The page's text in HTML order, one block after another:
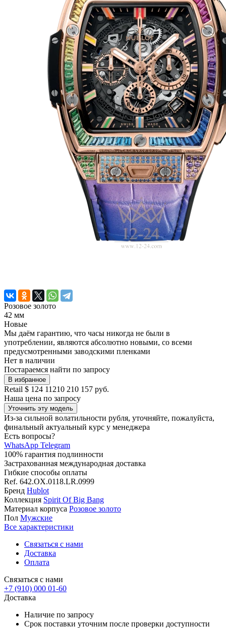
Розовое золото
42 мм
Новые
Мы даём гарантию, что часы никогда не были в
употреблении, являются абсолютно новыми, со всеми
предусмотренными заводскими пленками
Нет в наличии
Постараемся найти по запросу
В избранное
Retail $ 124 11210 210 157 руб.
Наша цена по запросу
Уточнить эту модель
Из-за сильной волатильности рубля, уточняйте, пожалуйста,
финальный актуальный курс у менеджера
Есть вопросы?
WhatsApp Telegram
100% гарантия подлинности
Застрахованная международная доставка
Гибкие способы оплаты
Ref. 642.OX.0118.LR.0999
Бренд Hublot
Коллекция Spirit Of Big Bang
Материал корпуса Розовое золото
Пол Мужские
Все характеристики
Связаться с нами
Доставка
Оплата
Связаться с нами
+7 (910) 000 01-60
Доставка
Наличие по запросу
Срок поставки уточним после проверки доступности